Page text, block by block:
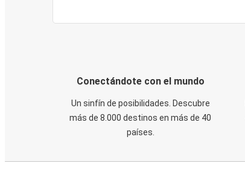
Conectándote con el mundo
Un sinfín de posibilidades. Descubre
más de 8.000 destinos en más de 40
países.